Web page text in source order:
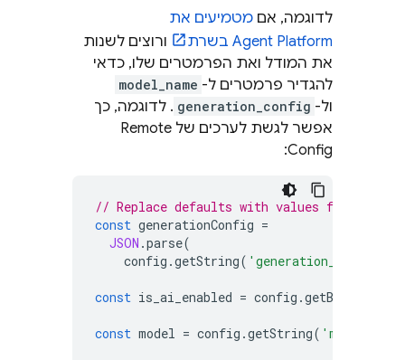
לדוגמה, אם מטמיעים את
Agent Platform בשרת
ורוצים לשנות
את המודל ואת הפרמטרים שלו, כדאי
להגדיר פרמטרים ל- model_name
ול- generation_config . לדוגמה, כך
אפשר לגשת לערכים של Remote
Config
:
// Replace defaults with values from
const generationConfig =
JSON .parse(
config .getString( 'generation_config'
const is_ai_enabled = config .getBool
const model = config .getString(